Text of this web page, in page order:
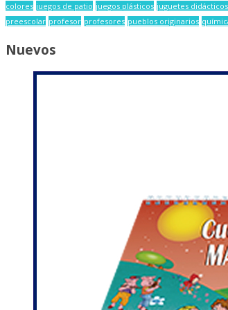
colores juegos de patio juegos plásticos juguetes didácticos
preescolar profesor profesores pueblos originarios
Nuevos